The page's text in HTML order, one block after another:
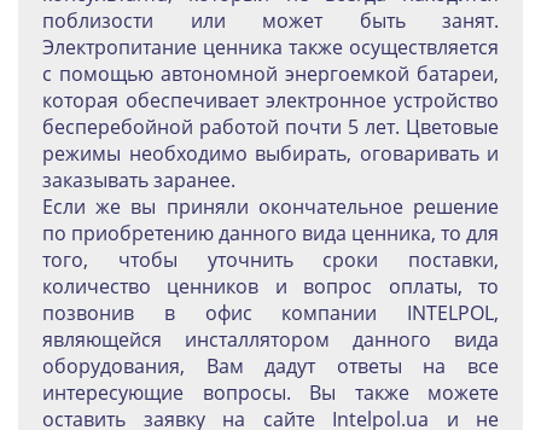
поблизости или может быть занят.
Электропитание ценника также осуществляется
с помощью автономной энергоемкой батареи,
которая обеспечивает электронное устройство
бесперебойной работой почти 5 лет. Цветовые
режимы необходимо выбирать, оговаривать и
заказывать заранее.
Если же вы приняли окончательное решение
по приобретению данного вида ценника, то для
того, чтобы уточнить сроки поставки,
количество ценников и вопрос оплаты, то
позвонив в офис компании INTELPOL,
являющейся инсталлятором данного вида
оборудования, Вам дадут ответы на все
интересующие вопросы. Вы также можете
оставить заявку на сайте Intelpol.ua и не